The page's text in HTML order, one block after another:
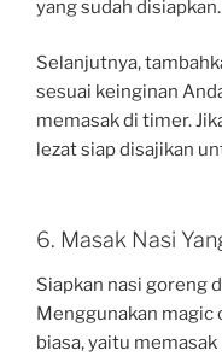
yang sudah disiapkan.
Selanjutnya,
sesuai keinginan
memasak di timer.
lezat siap disajikan
6. Masak Nasi
Siapkan nasi goreng
Menggunakan magic
biasa, yaitu